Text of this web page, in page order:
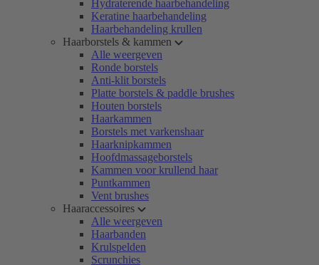
Hydraterende haarbehandeling
Keratine haarbehandeling
Haarbehandeling krullen
Haarborstels & kammen
Alle weergeven
Ronde borstels
Anti-klit borstels
Platte borstels & paddle brushes
Houten borstels
Haarkammen
Borstels met varkenshaar
Haarknipkammen
Hoofdmassageborstels
Kammen voor krullend haar
Puntkammen
Vent brushes
Haaraccessoires
Alle weergeven
Haarbanden
Krulspelden
Scrunchies